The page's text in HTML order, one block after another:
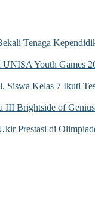
Tenaga
Youth Games
Siswa Kelas 7 Ikuti
III Brightside of
Prestasi di